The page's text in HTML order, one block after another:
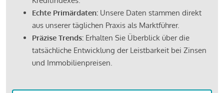
Echte Primärdaten: Unsere Daten stammen direkt
aus unserer täglichen Praxis als Marktführer.
Präzise Trends: Erhalten Sie Überblick über die
tatsächliche Entwicklung der Leistbarkeit bei Zinsen
und Immobilienpreisen.